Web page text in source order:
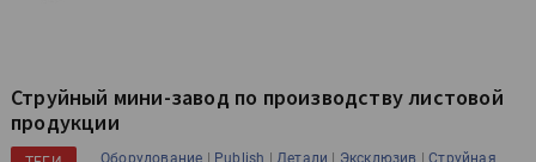
Струйный мини-завод по производству листовой
продукции
Оборудование | Publish | Детали | Эксклюзив |Струйная